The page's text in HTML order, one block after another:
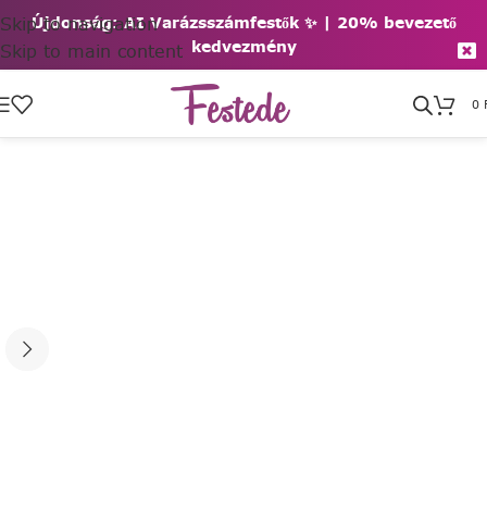
Újdonság: AI Varázsszámfestők ✨ | 20% bevezető
kedvezmény
Skip to navigation
Skip to main content
0